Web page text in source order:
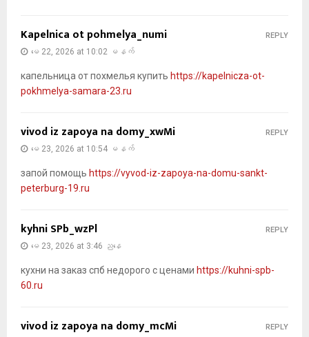
Kapelnica ot pohmelya_numi
မေ 22, 2026 at 10:02 မနက်
капельница от похмелья купить https://kapelnicza-ot-
pokhmelya-samara-23.ru
REPLY
vivod iz zapoya na domy_xwMi
မေ 23, 2026 at 10:54 မနက်
запой помощь https://vyvod-iz-zapoya-na-domu-sankt-
peterburg-19.ru
REPLY
kyhni SPb_wzPl
မေ 23, 2026 at 3:46 ညနေ
кухни на заказ спб недорого с ценами https://kuhni-spb-
60.ru
REPLY
vivod iz zapoya na domy_mcMi REPLY